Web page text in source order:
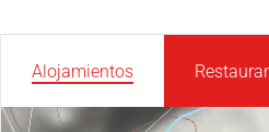
Alojamientos